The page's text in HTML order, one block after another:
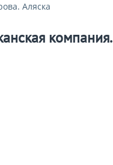
Аляска
компания.